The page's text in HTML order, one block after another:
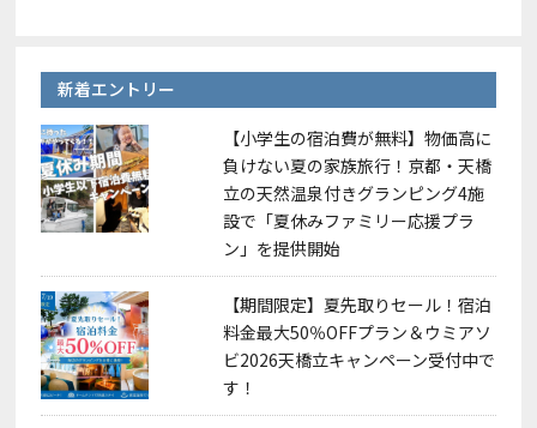
e
b
o
o
k
er k
et
n
a
新着エントリー
【小学生の宿泊費が無料】物価高に
負けない夏の家族旅行！京都・天橋
立の天然温泉付きグランピング4施
設で「夏休みファミリー応援プラ
ン」を提供開始
【期間限定】夏先取りセール！宿泊
料金最大50％OFFプラン＆ウミアソ
ビ2026天橋立キャンペーン受付中で
す！